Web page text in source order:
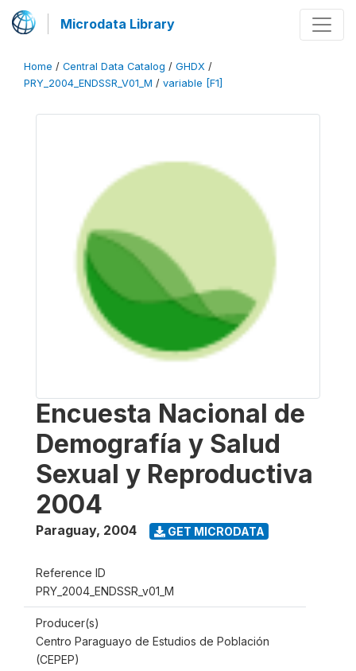
Microdata Library
Home / Central Data Catalog / GHDX /
PRY_2004_ENDSSR_V01_M / variable [F1]
Encuesta Nacional de
Demografía y Salud
Sexual y Reproductiva
2004
Paraguay, 2004 GET MICRODATA
Reference ID
PRY_2004_ENDSSR_v01_M
Producer(s)
Centro Paraguayo de Estudios de Población
(CEPEP)